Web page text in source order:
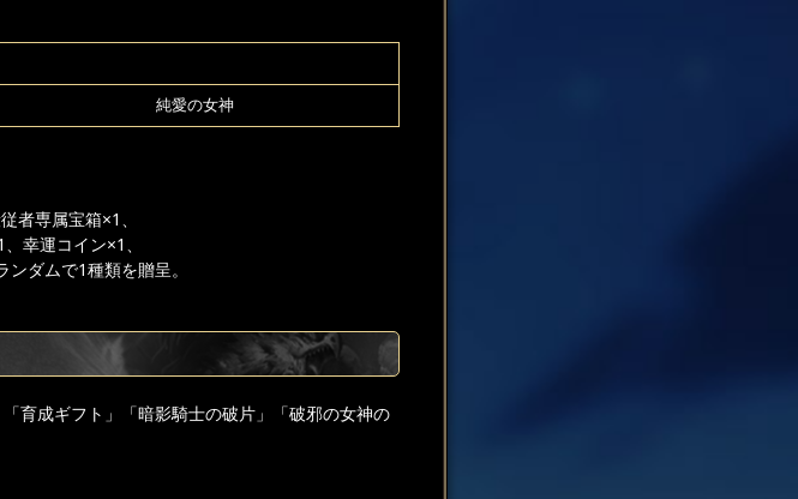
純愛の女神
者専属宝箱×1、
幸運コイン×1、
ダムで1種類を贈呈。
育成ギフト」「暗影騎士の破片」「破邪の女神の